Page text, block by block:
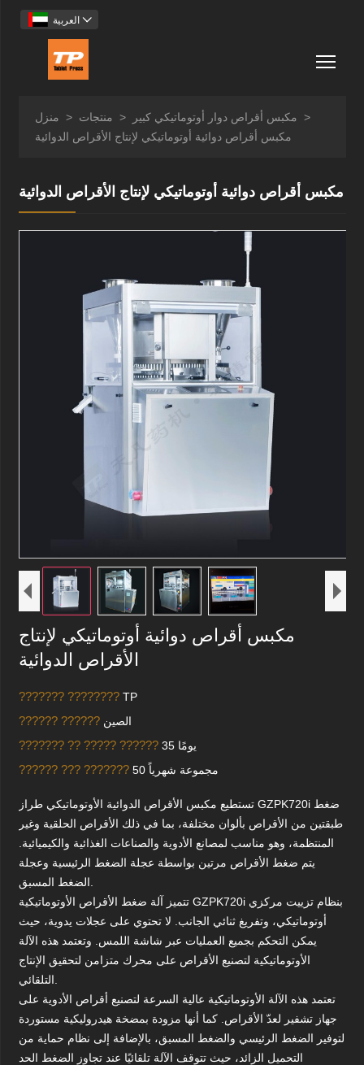
العربية 
منزل > منتجات > مكبس أقراص دوار أوتوماتيكي كبير >
مكبس أقراص دوائية أوتوماتيكي لإنتاج الأقراص الدوائية
مكبس أقراص دوائية أوتوماتيكي لإنتاج الأقراص الدوائية
مكبس أقراص دوائية أوتوماتيكي لإنتاج
الأقراص الدوائية
??????? ????????TP
?????? ?????? الصين
??????? ?? ????? ?????? 35 يومًا
?????? ??? ??????? 50 مجموعة شهرياً
تستطيع مكبس الأقراص الدوائية الأوتوماتيكي طراز GZPK720i ضغط
طبقتين من الأقراص بألوان مختلفة، بما في ذلك الأقراص الحلقية وغير
المنتظمة، وهو مناسب لمصانع الأدوية والصناعات الغذائية والكيميائية.
يتم ضغط الأقراص مرتين بواسطة عجلة الضغط الرئيسية وعجلة
تتميز آلة ضغط الأقراص الأوتوماتيكية GZPK720i بنظام تزييت مركزي
أوتوماتيكي، وتفريغ ثنائي الجانب. لا تحتوي على عجلات يدوية، حيث
يمكن التحكم بجميع العمليات عبر شاشة اللمس. وتعتمد هذه الآلة
الأوتوماتيكية لتصنيع الأقراص على محرك متزامن لتحقيق الإنتاج
تعتمد هذه الآلة الأوتوماتيكية عالية السرعة لتصنيع أقراص الأدوية على
جهاز تشفير لعدّ الأقراص. كما أنها مزودة بمضخة هيدروليكية مستوردة
لتوفير الضغط الرئيسي والضغط المسبق، بالإضافة إلى نظام حماية من
التحميل الزائد، حيث تتوقف الآلة تلقائيًا عند تجاوز الضغط الحد